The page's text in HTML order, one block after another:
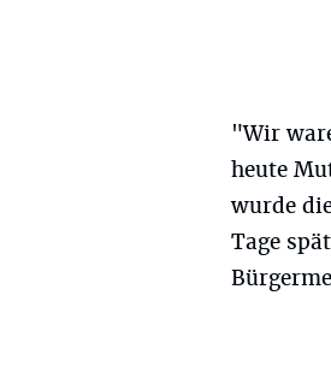
"Wir
heute
wurde
Tage